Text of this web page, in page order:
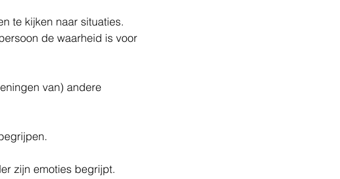
te kijken naar situaties.
de waarheid is voor
van) andere
zijn emoties begrijpt.